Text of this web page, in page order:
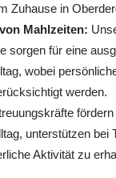
Zuhause in
Mahlzeiten:
sorgen für eine
wobei
werden.
unterstützen bei
Aktivität zu